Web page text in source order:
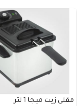
مقلى زيت ميجا 1 لتر